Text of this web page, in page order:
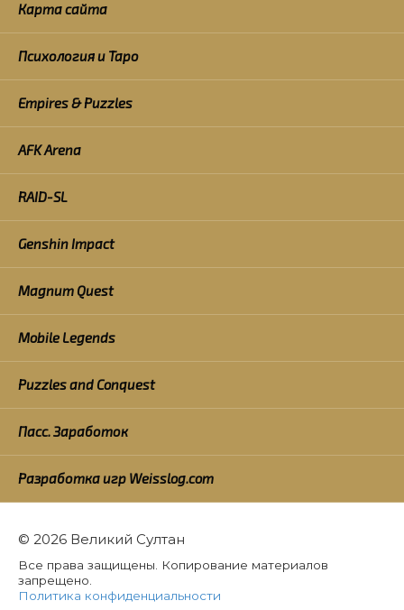
Карта сайта
Психология и Таро
Empires & Puzzles
AFK Arena
RAID-SL
Genshin Impact
Magnum Quest
Mobile Legends
Puzzles and Conquest
Пасс. Заработок
Разработка игр Weisslog.com
© 2026 Великий Султан
Все права защищены. Копирование материалов
запрещено.
Политика конфиденциальности